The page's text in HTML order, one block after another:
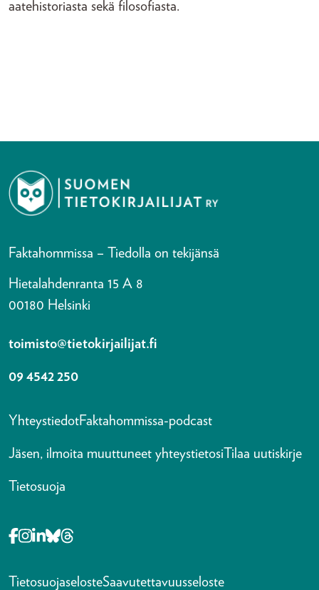
aatehistoriasta sekä filosofiasta.
Faktahommissa – Tiedolla on tekijänsä
Hietalahdenranta 15 A 8
00180 Helsinki
toimisto@tietokirjailijat.fi
09 4542 250
YhteystiedotFaktahommissa-podcast
Jäsen, ilmoita muuttuneet yhteystietosi Tilaa uutiskirje
Tietosuoja
Opens in a new tab Facebook-f
Opens in a new tab Instagram
Opens in a new tab Linkedin-in
Opens in a new tab Bluesky
TietosuojaselosteSaavutettavuusseloste